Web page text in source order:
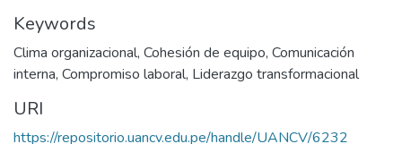
Keywords
Clima organizacional, Cohesión de equipo, Comunicación
interna, Compromiso laboral, Liderazgo transformacional
URI
https://repositorio.uancv.edu.pe/handle/UANCV/6232